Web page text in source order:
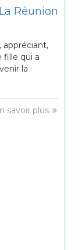
Réunion
appréciant,
fille qui a
la
savoir plus